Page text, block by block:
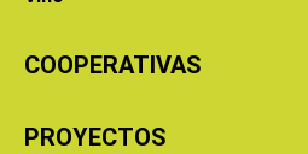
COOPERATIVAS
PROYECTOS